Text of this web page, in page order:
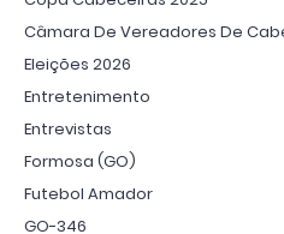
Câmara De Vereadores De
Eleições 2026
Entretenimento
Entrevistas
Formosa (GO)
Futebol Amador
GO-346